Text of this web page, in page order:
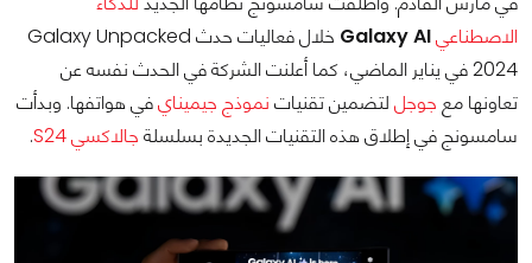
الاصطناعيGalaxy AI
خلال فعاليات حدث Galaxy Unpacked
2024 في يناير الماضي، كما أعلنت الشركة في الحدث نفسه عن
تعاونها مع جوجل لتضمين تقنيات نموذج جيمينايفي هواتفها. وبدأت
سامسونج في إطلاق هذه التقنيات الجديدة بسلسلة جالاكسي S24 .